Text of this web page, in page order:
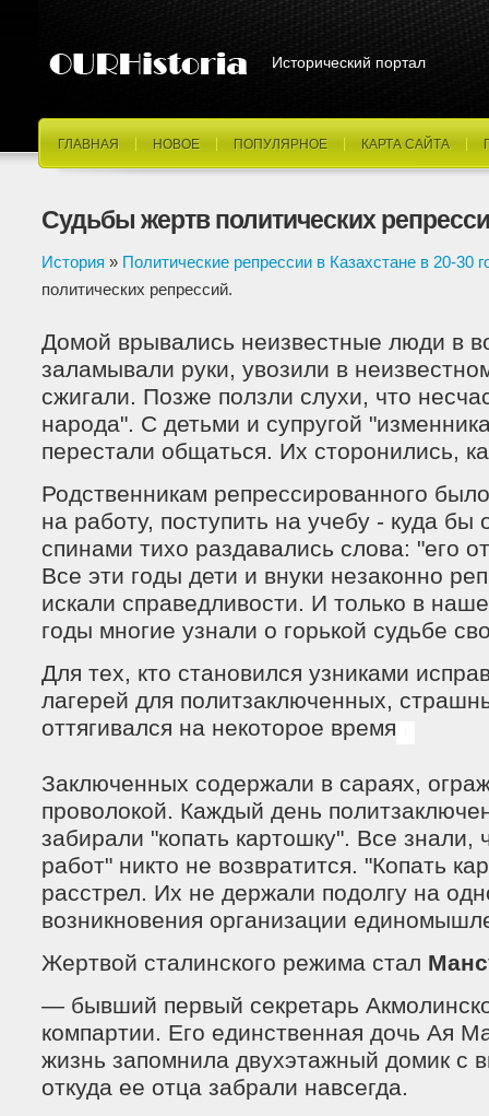
Исторический портал
ГЛАВНАЯ НОВОЕ ПОПУЛЯРНОЕ КАРТА САЙТА
Судьбы жертв политических
История » Политические репрессии в Казахстане в 20-30
политических репрессий.
Домой врывались неизвестные люди в
заламывали руки, увозили в
сжигали. Позже ползли слухи, что
народа". С детьми и супругой
перестали общаться. Их сторонились,
Родственникам репрессированного
на работу, поступить на учебу - куда
спинами тихо раздавались слова: "его
Все эти годы дети и внуки незаконно
искали справедливости. И только в
годы многие узнали о горькой судьбе
Для тех, кто становился узниками
лагерей для политзаключенных,
оттягивался на некоторое время
Заключенных содержали в сараях,
проволокой. Каждый день
забирали "копать картошку". Все знали,
работ" никто не возвратится. "Копать
расстрел. Их не держали подолгу на
возникновения организации
Жертвой сталинского режима стал
— бывший первый секретарь
компартии. Его единственная дочь Ая
жизнь запомнила двухэтажный домик с
откуда ее отца забрали навсегда.